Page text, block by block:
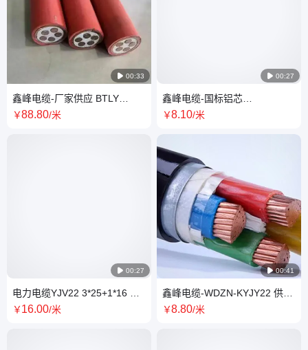
 00:33
鑫峰电缆-厂家供应 BTLY
YTTW 矿物质橡皮绝缘防火电
￥88.80/米
 00:27
电力电缆YJV22 3*25+1*16 聚
乙烯绝缘电力 电 缆 低压地埋电
￥16.00/米
 00:27
鑫峰电缆-国标铝芯
YJLV22/YJLV 厂家直发 全国物
￥8.10/米
 00:41
鑫峰电缆-WDZN-KYJY22 供货
周期短/发货快/在线询价
￥8.80/米